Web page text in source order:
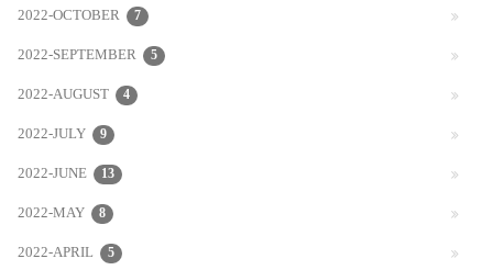
2022-OCTOBER 7
2022-SEPTEMBER 5
2022-AUGUST 4
2022-JULY 9
2022-JUNE 13
2022-MAY 8
2022-APRIL 5